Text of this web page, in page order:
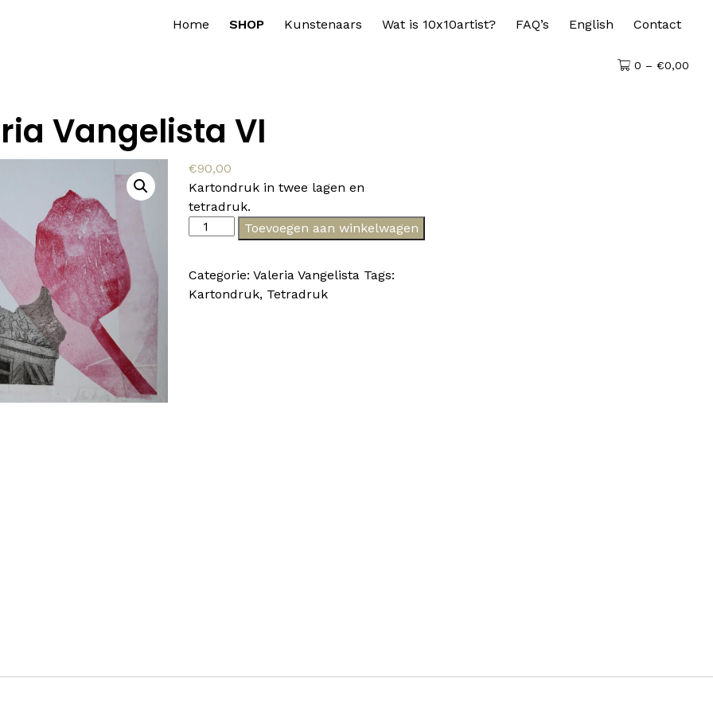
Home SHOP Kunstenaars Wat is 10x10artist? FAQ’s English Contact
0 – €0,00
Vangelista VI
€90,00
Kartondruk in twee lagen en
tetradruk.
Valeria
Vangelista
aantal
Toevoegen aan winkelwagen
Categorie: Valeria Vangelista Tags:
Kartondruk, Tetradruk